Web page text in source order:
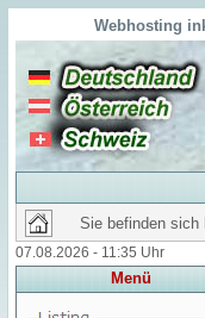
Webhosting
Sie befinden
07.08.2026 - 11:35 Uhr
Menü